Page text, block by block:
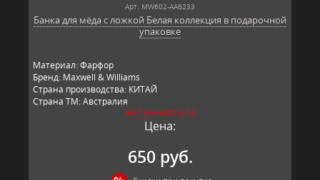
Арт: MW602-AA6233
Банка для мёда с ложкой Белая коллекция в подарочной
упаковке
Материал: Фарфор
Бренд: Maxwell & Williams
Страна производства: КИТАЙ
Страна ТМ: Австралия
НЕТ В НАЛИЧИИ
Цена:
650 руб.